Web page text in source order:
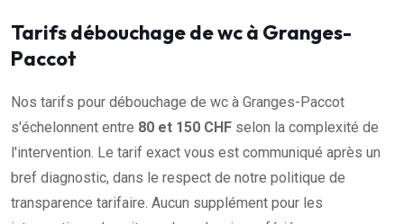
Tarifs débouchage de wc à Granges-
Paccot
Nos tarifs pour débouchage de wc à Granges-Paccot
s'échelonnent entre 80 et 150 CHF selon la complexité de
l'intervention. Le tarif exact vous est communiqué après un
bref diagnostic, dans le respect de notre politique de
transparence tarifaire. Aucun supplément pour les